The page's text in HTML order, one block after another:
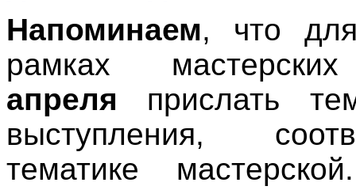
Напоминаем, что
рамках
апреля прислать
выступления,
тематике